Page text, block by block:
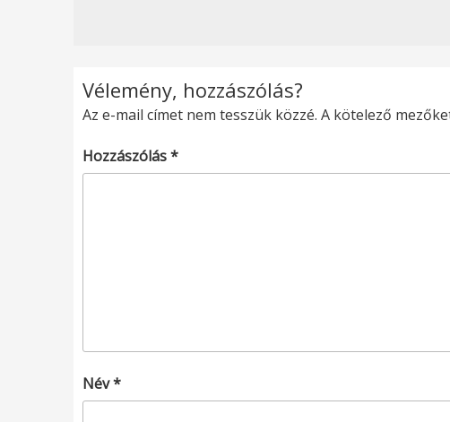
Vélemény, hozzászólás?
Az e-mail címet nem tesszük közzé. A kötelező
Hozzászólás*
Név*